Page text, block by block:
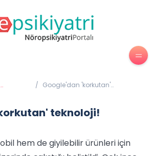
/ Google'dan 'korkutan'
teknoloji!
hem de giyilebilir ürünleri için